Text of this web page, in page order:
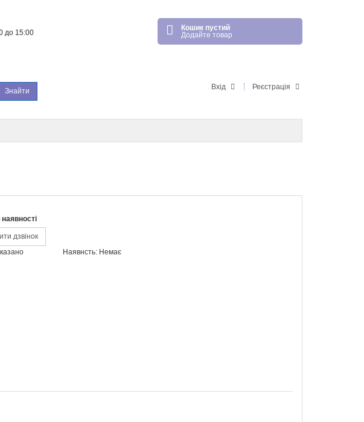
до 15:00
Кошик пустий
Додайте товар
Знайти Вхід Реєстрація
дзвінок
Наявнсть: Немає